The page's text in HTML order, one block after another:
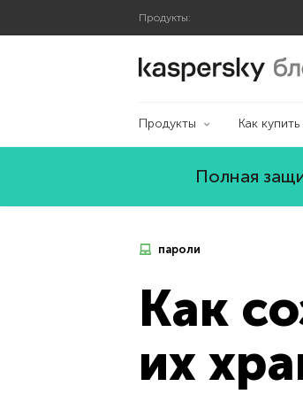
Продукты:
Блог
Продукты Как купить
Полная
пароли
Как
их